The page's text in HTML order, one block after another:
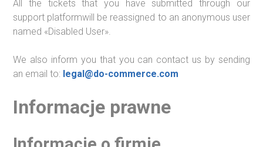
All the tickets that you have submitted through our
support platformwill be reassigned to an anonymous user
named «Disabled User».
We also inform you that you can contact us by sending
an email to: legal@do-commerce.com
Informacje prawne